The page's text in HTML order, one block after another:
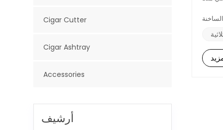
يوفر
وداعًا
-
Cigar Cutter
Cigar Ashtray
Accessories
أرشيف